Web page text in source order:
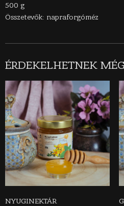
500 g
Összetevők: napraforgóméz
ÉRDEKELHETNEK
NYUGINEKTÁR